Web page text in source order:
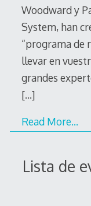
Woodward y
System, han
“programa de
llevar en
grandes
[…]
Read More…
Lista de